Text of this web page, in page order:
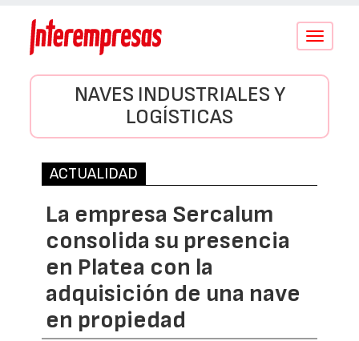
Conmutar
NAVES INDUSTRIALES Y
LOGÍSTICAS
ACTUALIDAD
La empresa Sercalum
consolida su presencia
en Platea con la
adquisición de una nave
en propiedad